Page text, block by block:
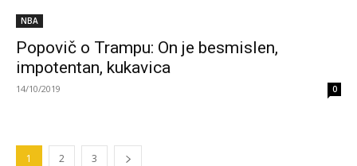
NBA
Popovič o Trampu: On je besmislen,
impotentan, kukavica
14/10/2019 0
1 2 3